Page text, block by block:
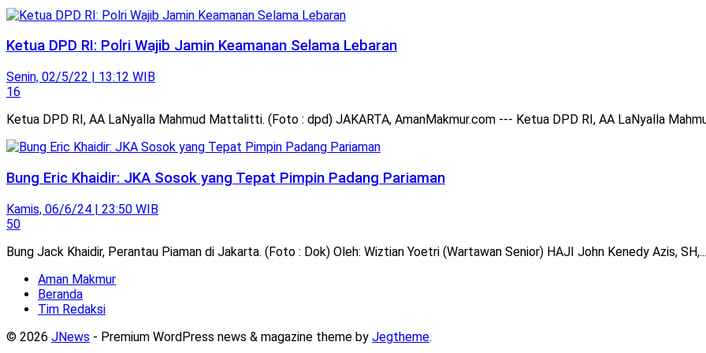
Ketua DPD RI: Polri Wajib Jamin Keamanan Selama Lebaran
Senin, 02/5/22 | 13:12 WIB
16
Ketua DPD RI, AA LaNyalla Mahmud Mattalitti. (Foto : dpd) JAKARTA, AmanMakmur.com --- Ketua DPD RI, AA LaNyalla
Bung Eric Khaidir: JKA Sosok yang Tepat Pimpin Padang Pariaman
Kamis, 06/6/24 | 23:50 WIB
50
Bung Jack Khaidir, Perantau Piaman di Jakarta. (Foto : Dok) Oleh: Wiztian Yoetri (Wartawan Senior) HAJI John Kenedy Azis, SH,...
Aman Makmur
Beranda
Tim Redaksi
© 2026 JNews - Premium WordPress news & magazine theme by Jegtheme.